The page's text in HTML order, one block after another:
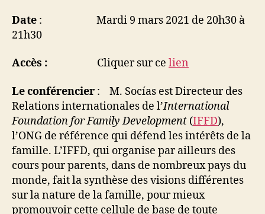
Date : Mardi 9 mars 2021 de 20h30 à
21h30
Accès : Cliquer sur ce lien
Le conférencier : M. Socías est Directeur des
Relations internationales de l’International
Foundation for Family Development (IFFD),
l’ONG de référence qui défend les intérêts de la
famille. L’IFFD, qui organise par ailleurs des
cours pour parents, dans de nombreux pays du
monde, fait la synthèse des visions différentes
sur la nature de la famille, pour mieux
promouvoir cette cellule de base de toute